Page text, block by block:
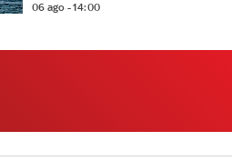
06 ago - 14:00